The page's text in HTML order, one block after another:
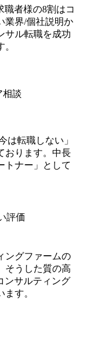
前後か
進 ●シ
●グ
株会
合
ガーと
リング
わけで
職者様の8割はコ
業界/個社説明か
サル転職を成功
相談
は転職しない」
おります。中長
トナー」として
評価
ングファームの
そうした質の高
ンサルティング
す。